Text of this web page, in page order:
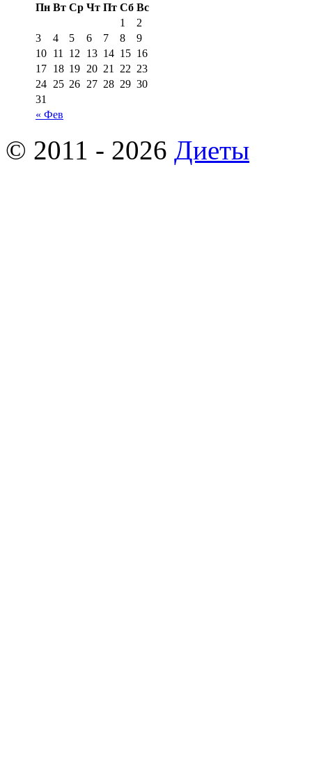
Пн Вт Ср Чт Пт Сб Вс
« Фев
1
2
3
4 5 6 7 8
9
10 11 12 13 14 15 16
17 18 19 20 21 22 23
24 25 26 27 28 29 30
31
© 2011 - 2026 Диеты